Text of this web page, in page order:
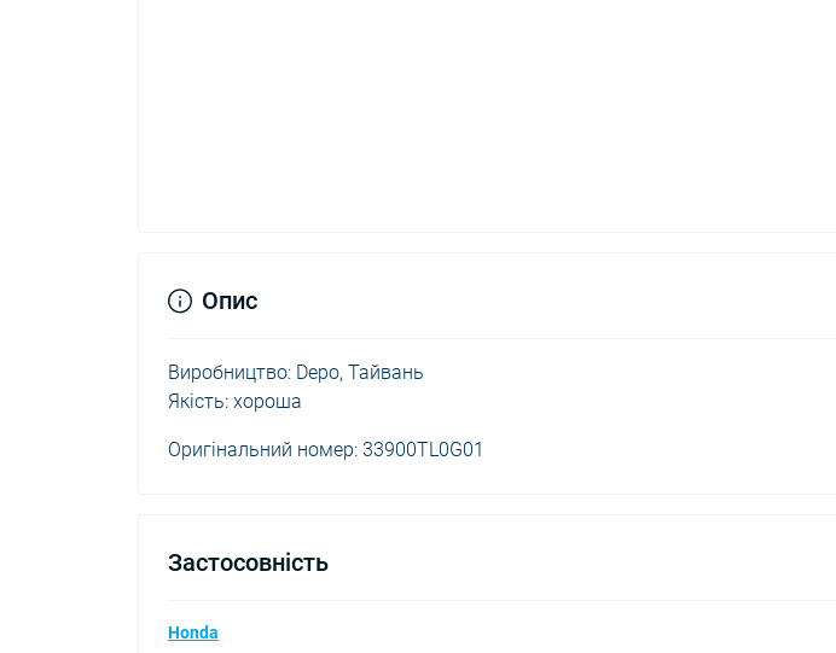
Опис
Виробництво: Depo, Тайвань
Якість: хороша
Оригінальний номер: 33900TL0G01
Застосовність
Honda